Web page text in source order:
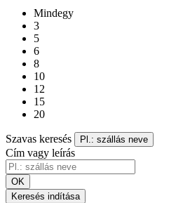
Mindegy
3
5
6
8
10
12
15
20
Szavas keresés Pl.: szállás neve
Cím vagy leírás
OK
Keresés indítása